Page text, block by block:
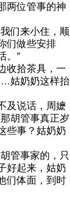
两位管事的神
们来小住，顺
们做些安排
。”
收拾茶具，一
姑奶奶这样抬
及说话，周嬷
胡管事真正岁
些事？姑奶奶
管事家的，只
好起来，姑奶
们体面，到时